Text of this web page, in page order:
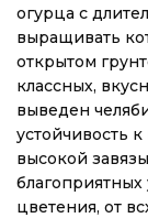
огурца с
выращивать
открытом
классных,
выведен
устойчивость
высокой
благоприятных
цветения, от